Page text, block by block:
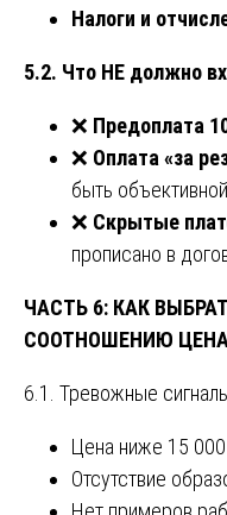
Налоги и
5.2. Что НЕ должно
❌ Предоплата
❌ Оплата «за
быть объективной
❌ Скрытые
прописано в
ЧАСТЬ 6: КАК
СООТНОШЕНИЮ
6.1. Тревожные
Цена ниже 15
Отсутствие